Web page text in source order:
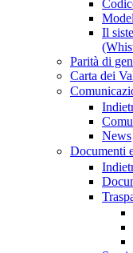
Il
Parità di
Carta dei
News
Documenti